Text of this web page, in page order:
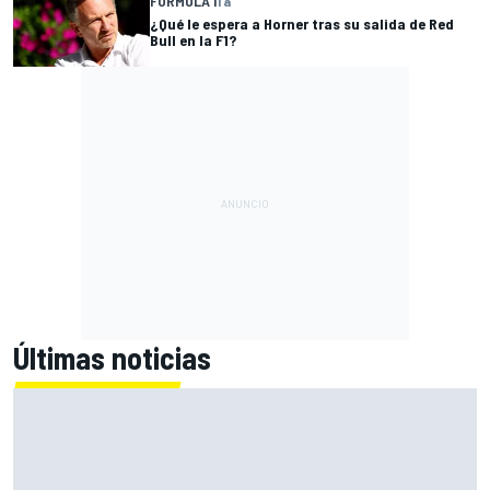
¿Qué le espera a Horner tras su salida de Red
Bull en la F1?
Últimas noticias